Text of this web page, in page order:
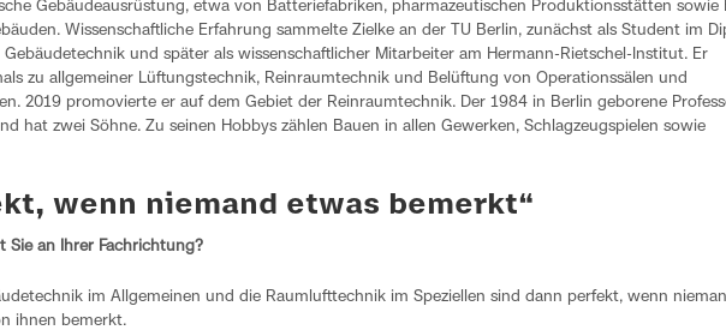
Gebäudeausrüstung, etwa von Batteriefabriken, pharmazeutischen Produktionsstätten sowie
Wissenschaftliche Erfahrung sammelte Zielke an der TU Berlin, zunächst als Student im
und später als wissenschaftlicher Mitarbeiter am Hermann-Rietschel-Institut. Er
zu allgemeiner Lüftungstechnik, Reinraumtechnik und Belüftung von Operationssälen und
2019 promovierte er auf dem Gebiet der Reinraumtechnik. Der 1984 in Berlin geborene
hat zwei Söhne. Zu seinen Hobbys zählen Bauen in allen Gewerken, Schlagzeugspielen sowie
wenn niemand etwas bemerkt“
Sie an Ihrer Fachrichtung?
im Allgemeinen und die Raumlufttechnik im Speziellen sind dann perfekt, wenn
ihnen bemerkt.